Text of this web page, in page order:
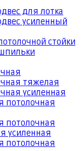
для лотка
усиленный
стойки
тяжелая
усиленная
потолочная
потолочная
усиленная
потолочная